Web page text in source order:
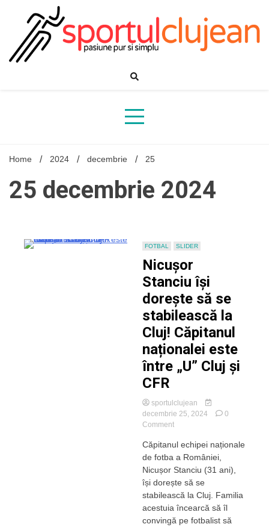
Home 2024 decembrie 25
25 decembrie 2024
FOTBAL SLIDER
Nicușor
Stanciu își
dorește să se
stabilească la
Cluj! Căpitanul
naționalei este
între „U” Cluj și
CFR
sportulclujean
decembrie 25, 2024
0
Commenton
Stanciu
își
dorește
se
stabilească
la
Cluj!
Căpitanul echipei naționale
de fotba a României,
Nicușor Stanciu (31 ani),
își dorește să se
stabilească la Cluj. Familia
acestuia încearcă să îl
convingă pe fotbalist să